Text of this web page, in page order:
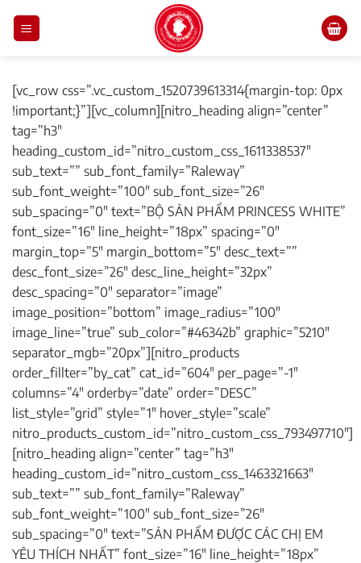
[vc_row css=”.vc_custom_1520739613314{margin-top: 0px
!important;}”][vc_column][nitro_heading align=”center”
tag=”h3″
heading_custom_id=”nitro_custom_css_1611338537″
sub_text=”” sub_font_family=”Raleway”
sub_font_weight=”100″ sub_font_size=”26″
sub_spacing=”0″ text=”BỘ SẢN PHẨM PRINCESS WHITE”
font_size=”16″ line_height=”18px” spacing=”0″
margin_top=”5″ margin_bottom=”5″ desc_text=””
desc_font_size=”26″ desc_line_height=”32px”
desc_spacing=”0″ separator=”image”
image_position=”bottom” image_radius=”100″
image_line=”true” sub_color=”#46342b” graphic=”5210″
separator_mgb=”20px”][nitro_products
order_fillter=”by_cat” cat_id=”604″ per_page=”-1″
columns=”4″ orderby=”date” order=”DESC”
list_style=”grid” style=”1″ hover_style=”scale”
nitro_products_custom_id=”nitro_custom_css_793497710″]
[nitro_heading align=”center” tag=”h3″
heading_custom_id=”nitro_custom_css_1463321663″
sub_text=”” sub_font_family=”Raleway”
sub_font_weight=”100″ sub_font_size=”26″
sub_spacing=”0″ text=”SẢN PHẨM ĐƯỢC CÁC CHỊ EM
YÊU THÍCH NHẤT” font_size=”16″ line_height=”18px”